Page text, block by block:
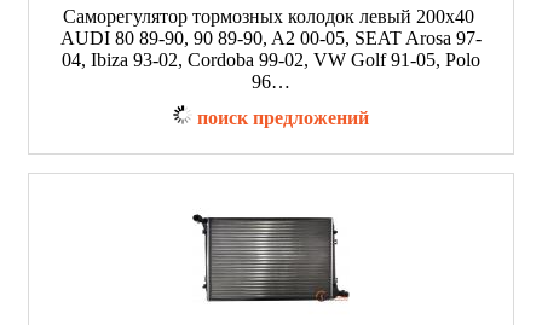
Саморегулятор тормозных колодок левый 200x40
AUDI 80 89-90, 90 89-90, A2 00-05, SEAT Arosa 97-
04, Ibiza 93-02, Cordoba 99-02, VW Golf 91-05, Polo
96…
поиск предложений